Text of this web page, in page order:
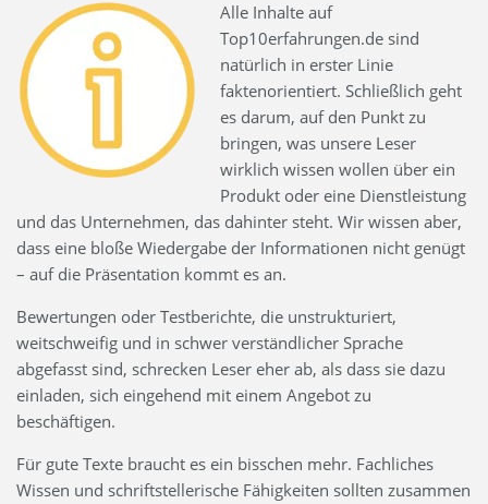
Alle Inhalte auf
Top10erfahrungen.de sind
natürlich in erster Linie
faktenorientiert. Schließlich geht
es darum, auf den Punkt zu
bringen, was unsere Leser
wirklich wissen wollen über ein
Produkt oder eine Dienstleistung
und das Unternehmen, das dahinter steht. Wir wissen aber,
dass eine bloße Wiedergabe der Informationen nicht genügt
– auf die Präsentation kommt es an.
Bewertungen oder Testberichte, die unstrukturiert,
weitschweifig und in schwer verständlicher Sprache
abgefasst sind, schrecken Leser eher ab, als dass sie dazu
einladen, sich eingehend mit einem Angebot zu
beschäftigen.
Für gute Texte braucht es ein bisschen mehr. Fachliches
Wissen und schriftstellerische Fähigkeiten sollten zusammen